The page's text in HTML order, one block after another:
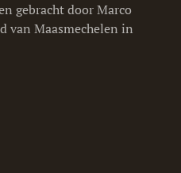
gebracht door Marco
van Maasmechelen in